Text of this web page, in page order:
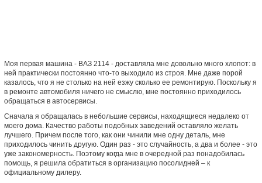
Моя первая машина - ВАЗ 2114 - доставляла мне довольно много хлопот: в
ней практически постоянно что-то выходило из строя. Мне даже порой
казалось, что я не столько на ней езжу сколько ее ремонтирую. Поскольку я
в ремонте автомобиля ничего не смыслю, мне постоянно приходилось
обращаться в автосервисы.
Сначала я обращалась в небольшие сервисы, находящиеся недалеко от
моего дома. Качество работы подобных заведений оставляло желать
лучшего. Причем после того, как они чинили мне одну деталь, мне
приходилось чинить другую. Один раз - это случайность, а два и более - это
уже закономерность. Поэтому когда мне в очередной раз понадобилась
помощь, я решила обратиться в организацию посолидней – к
официальному дилеру.